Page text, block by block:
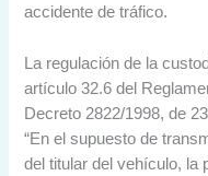
accidente de tráfico.
La regulación de la
artículo 32.6 del
Decreto 2822/1998, de
“En el supuesto de
del titular del vehículo, la